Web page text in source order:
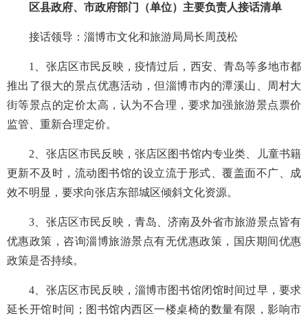
区县政府、市政府部门（单位）主要负责人接话清单
接话领导：淄博市文化和旅游局局长周茂松
1
、张店区市民反映，疫情过后，西安、青岛等多地市都
推出了很大的景点优惠活动，但淄博市内的潭溪山、周村大
街等景点的定价太高，认为不合理，要求加强旅游景点票价
监管、重新合理定价。
2 、张店区市民反映，张店区图书馆内专业类、儿童书籍
更新不及时，流动图书馆的设立流于形式、覆盖面不广、成
效不明显，要求向张店东部城区倾斜文化资源。
3 、张店区市民反映，青岛、济南及外省市旅游景点皆有
优惠政策，咨询淄博旅游景点有无优惠政策，国庆期间优惠
政策是否持续。
4 、张店区市民反映，淄博市图书馆闭馆时间过早，要求
延长开馆时间；图书馆内西区一楼桌椅的数量有限，影响市